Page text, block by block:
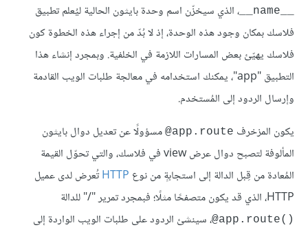
، الذي سيخزّن اسم وحدة بايثون الحالية ليُعلم تطبيق
فلاسك بمكان وجود هذه الوحدة، إذ لا بُدّ من إجراء هذه الخطوة كون
فلاسك يهيّئ بعض المسارات اللازمة في الخلفية. وبمجرد إنشاء هذا
التطبيق "app"، يمكنك استخدامه في معالجة طلبات الويب القادمة
وإرسال الردود إلى المُستخدم.
يكون المزخرف app.route@
مسؤولًا عن تعديل دوال بايثون
المألوفة لتصبح دوال عرض view في فلاسك، والتي تحوّل القيمة
المُعادة من قِبل الدالة إلى استجابةٍ من نوع HTTPتُعرض لدى عميل
HTTP، الذي قد يكون متصفحًا مثلًا؛ فبمجرد تمرير "/" للدالة
()app.route@
، سينشئ الردود على طلبات الويب الواردة إلى